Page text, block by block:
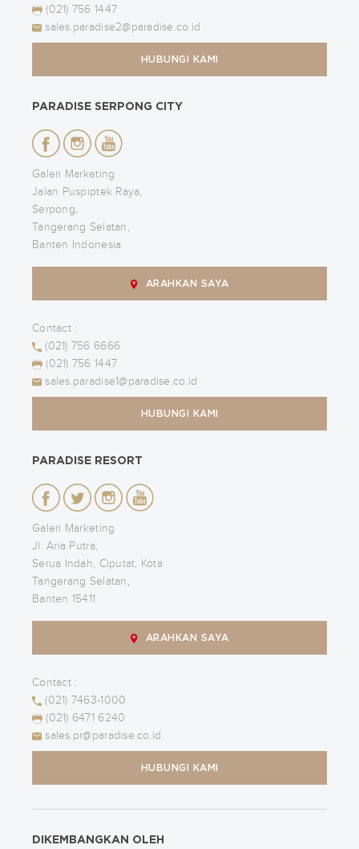
(021) 756 1447
sales.paradise2@paradise.co.id
HUBUNGI KAMI
PARADISE SERPONG CITY
Galeri Marketing
Jalan Puspiptek Raya,
Serpong,
Tangerang Selatan,
Banten Indonesia
ARAHKAN SAYA
Contact :
(021) 756 6666
(021) 756 1447
sales.paradise1@paradise.co.id
HUBUNGI KAMI
PARADISE RESORT
Galeri Marketing
Jl. Aria Putra,
Serua Indah, Ciputat, Kota
Tangerang Selatan,
Banten 15411
ARAHKAN SAYA
Contact :
(021) 7463-1000
(021) 6471 6240
sales.pr@paradise.co.id
HUBUNGI KAMI
DIKEMBANGKAN OLEH